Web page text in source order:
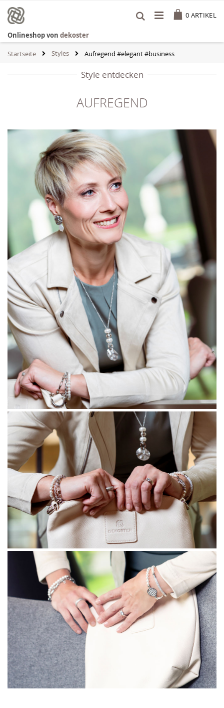
Inhalt
springen
0 ARTIKEL
Onlineshop von dekoster
Startseite Styles Aufregend #elegant #business
Style entdecken
AUFREGEND